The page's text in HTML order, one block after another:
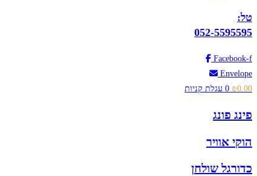
טל:
052-5595595
Facebook-f
Envelope
₪0.00
0 עגלת קניות
פינג פונג
הוקי אוויר
כדורגל שולחן